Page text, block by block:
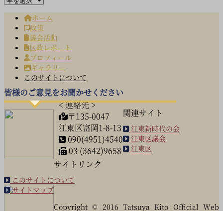
ホーム
政策
議会活動
区政レポート
プロフィール
ギャラリー
このサイトについて
皆様のご意見をお聞かせください
< 連絡先 >
〒135-0047
江東区富岡1-8-13
090(4951)4540
03 (3642)9658
関連サイト
江東新時代の会
江東区議会
江東区
サイトリンク
このサイトについて
サイトマップ
Copyright © 2016 Tatsuya Kito Official Web